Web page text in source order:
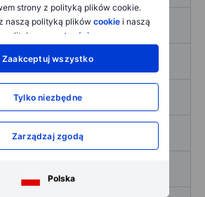
strony z polityką plików cookie.
naszą polityką plików cookiei naszą
polityką
prywatności
Zaakceptuj wszystko
Tylko niezbędne
Zarządzaj zgodą
Polska